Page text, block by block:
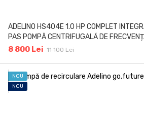
ADELINO HS404E 1.0 HP COMPLET
PAS POMPĂ CENTRIFUGALĂ DE
(INVERTOR)
8 800 Lei 11 100 Lei
NOU
NOU